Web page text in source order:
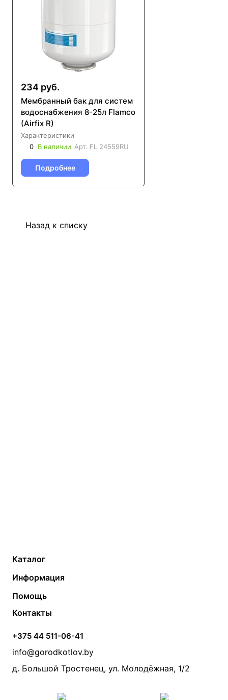
234 руб.
Мембранный бак для систем
водоснабжения 8-25л Flamco
(Airfix R)
Характеристики
0 В наличии Арт. FL 24559RU
Подробнее
Назад к списку
Каталог
Твердотопливные котлы
Электрические котлы
Банные печи
Камины и печи
Теплый пол
Радиаторы
Насосы
Дымоходы
Информация
Контакты
Статьи
Акции
Производители
Помощь
Монтаж систем отопления
Прайс по монтажу систем отопления
Проект систем отопления
Контакты
+375 44 511-06-41
info@gorodkotlov.by
д. Большой Тростенец, ул. Молодёжная, 1/2